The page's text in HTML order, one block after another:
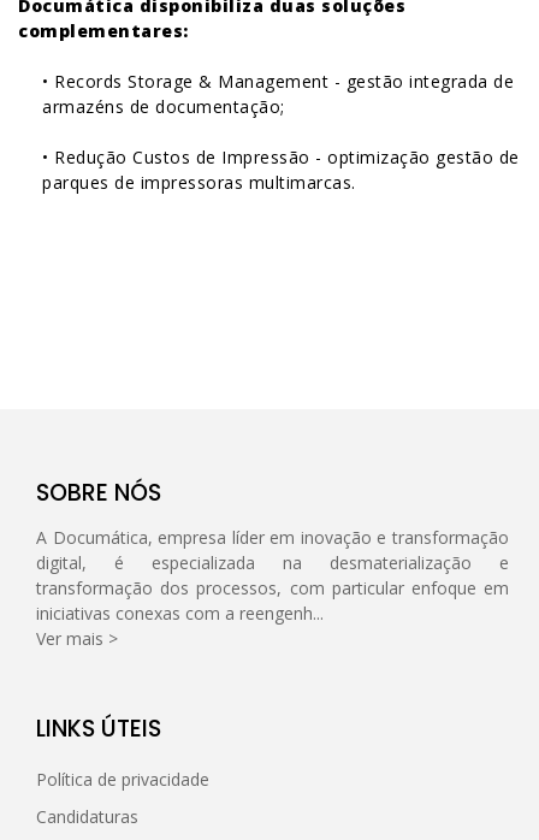
Documática disponibiliza duas soluções
complementares:
• Records Storage & Management - gestão integrada de
armazéns de documentação;
• Redução Custos de Impressão - optimização gestão de
parques de impressoras multimarcas.
SOBRE NÓS
A Documática, empresa líder em inovação e transformação
digital, é especializada na desmaterialização e
transformação dos processos, com particular enfoque em
iniciativas conexas com a reengenh...
Ver mais >
LINKS ÚTEIS
Política de privacidade
Candidaturas